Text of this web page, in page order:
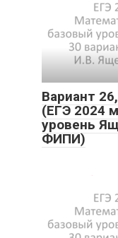
Вариант
(ЕГЭ 2024
уровень
ФИПИ)